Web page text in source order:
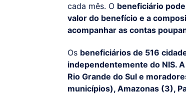
cada mês. O beneficiário
valor do benefício e a
acompanhar as contas
Os beneficiários de 516
independentemente do NIS.
Rio Grande do Sul e
municípios), Amazonas (3),